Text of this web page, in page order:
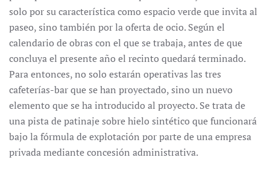
solo por su característica como espacio verde que invita al
paseo, sino también por la oferta de ocio. Según el
calendario de obras con el que se trabaja, antes de que
concluya el presente año el recinto quedará terminado.
Para entonces, no solo estarán operativas las tres
cafeterías-bar que se han proyectado, sino un nuevo
elemento que se ha introducido al proyecto. Se trata de
una pista de patinaje sobre hielo sintético que funcionará
bajo la fórmula de explotación por parte de una empresa
privada mediante concesión administrativa.